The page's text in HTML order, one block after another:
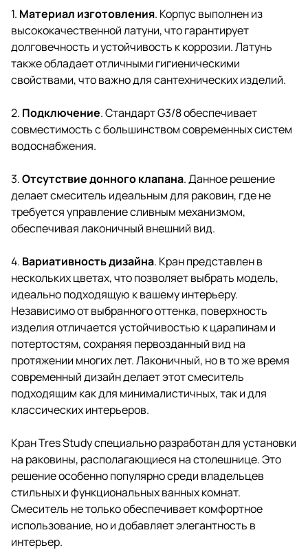
1. Материал изготовления. Корпус выполнен из
высококачественной латуни, что гарантирует
долговечность и устойчивость к коррозии. Латунь
также обладает отличными гигиеническими
свойствами, что важно для сантехнических изделий.
2. Подключение. Стандарт G3/8 обеспечивает
совместимость с большинством современных систем
водоснабжения.
3.Отсутствие донного клапана. Данное решение
делает смеситель идеальным для раковин, где не
требуется управление сливным механизмом,
обеспечивая лаконичный внешний вид.
4. Вариативность дизайна. Кран представлен в
нескольких цветах, что позволяет выбрать модель,
идеально подходящую к вашему интерьеру.
Независимо от выбранного оттенка, поверхность
изделия отличается устойчивостью к царапинам и
потертостям, сохраняя первозданный вид на
протяжении многих лет. Лаконичный, но в то же время
современный дизайн делает этот смеситель
подходящим как для минималистичных, так и для
классических интерьеров.
Кран Tres Studyспециально разработан для установки
на раковины, располагающиеся на столешнице. Это
решение особенно популярно среди владельцев
стильных и функциональных ванных комнат.
Смеситель не только обеспечивает комфортное
использование, но и добавляет элегантность в
интерьер.